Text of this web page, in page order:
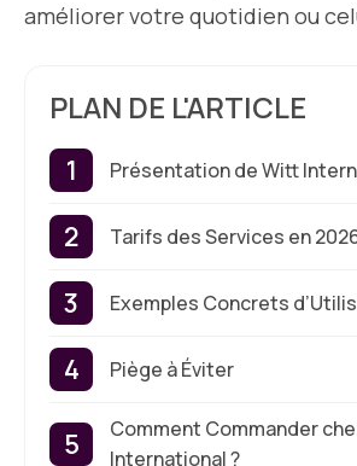
améliorer votre quotidien ou
PLAN DE L'ARTICLE
Présentation de Witt
Tarifs des Services en
Exemples Concrets
Piège à Éviter
Comment Commander
International ?